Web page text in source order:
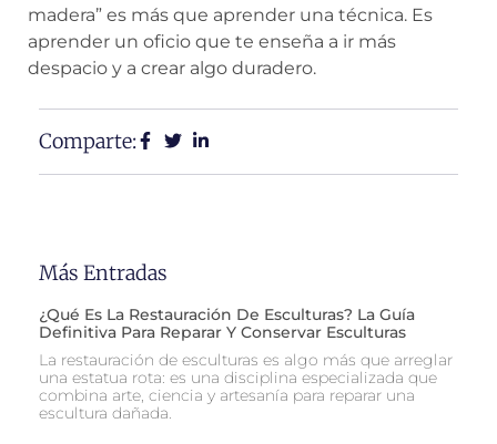
madera” es más que aprender una técnica. Es
aprender un oficio que te enseña a ir más
despacio y a crear algo duradero.
Comparte:
Más Entradas
¿Qué Es La Restauración De Esculturas? La Guía
Definitiva Para Reparar Y Conservar Esculturas
La restauración de esculturas es algo más que arreglar
una estatua rota: es una disciplina especializada que
combina arte, ciencia y artesanía para reparar una
escultura dañada.